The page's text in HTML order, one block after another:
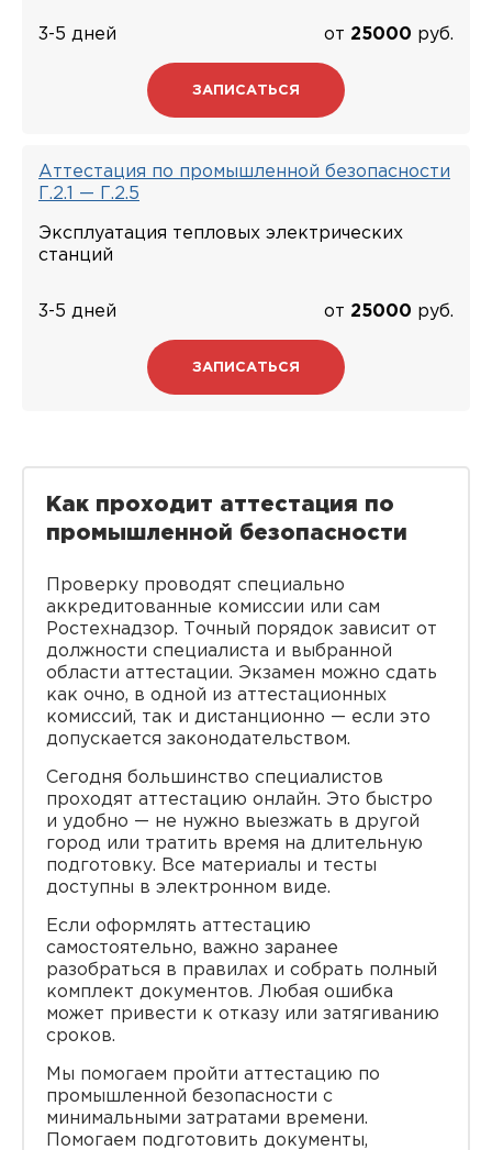
3-5 дней от 25000 руб.
ЗАПИСАТЬСЯ
Аттестация по промышленной безопасности
Г.2.1 — Г.2.5
Эксплуатация тепловых электрических
станций
3-5 дней от 25000 руб.
ЗАПИСАТЬСЯ
Как проходит аттестация по
промышленной безопасности
Проверку проводят специально
аккредитованные комиссии или сам
Ростехнадзор. Точный порядок зависит от
должности специалиста и выбранной
области аттестации. Экзамен можно сдать
как очно, в одной из аттестационных
комиссий, так и дистанционно — если это
допускается законодательством.
Сегодня большинство специалистов
проходят аттестацию онлайн. Это быстро
и удобно — не нужно выезжать в другой
город или тратить время на длительную
подготовку. Все материалы и тесты
доступны в электронном виде.
Если оформлять аттестацию
самостоятельно, важно заранее
разобраться в правилах и собрать полный
комплект документов. Любая ошибка
может привести к отказу или затягиванию
сроков.
Мы помогаем пройти аттестацию по
промышленной безопасности с
минимальными затратами времени.
Помогаем подготовить документы,